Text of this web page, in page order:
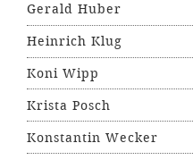
Gerald Huber
Heinrich Klug
Koni Wipp
Krista Posch
Konstantin Wecker